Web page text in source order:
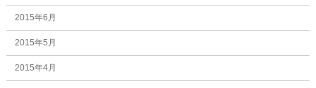
2015年6月
2015年5月
2015年4月